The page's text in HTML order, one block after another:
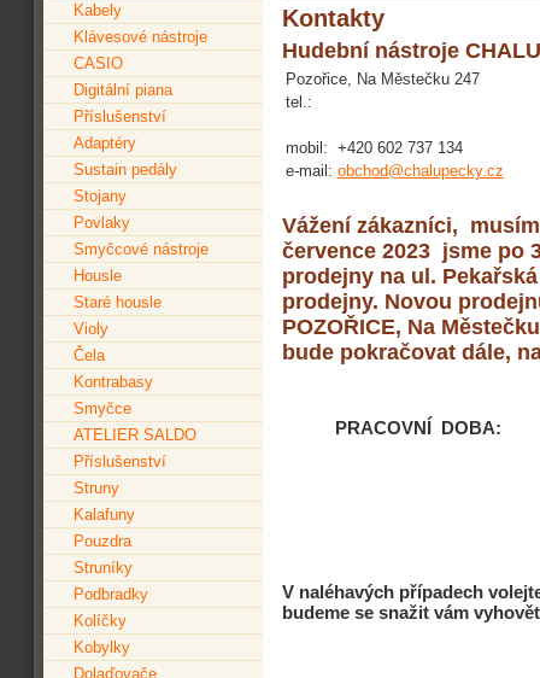
Kabely
Klávesové nástroje
CASIO
Digitální piana
Příslušenství
Adaptéry
Sustain pedály
Stojany
Povlaky
Smyčcové nástroje
Housle
Staré housle
Violy
Čela
Kontrabasy
Smyčce
ATELIER SALDO
Příslušenství
Struny
Kalafuny
Pouzdra
Struníky
Podbradky
Kolíčky
Kobylky
Dolaďovače
Kontakty
Hudební nástroje
Pozořice, Na Městečku 247
tel.:
mobil: +420 602 737 134
e-mail: obchod@chalupecky.cz
Vážení zákazníci,
července 2023 jsme po
prodejny na ul.
prodejny. Novou
POZOŘICE, Na
bude pokračovat dále,
PRACOVNÍ DOBA:
V naléhavých případech
budeme se snažit vám vyhovět